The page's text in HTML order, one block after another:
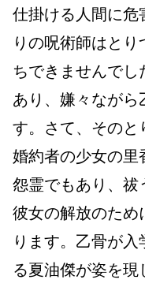
仕掛ける人間に危
りの呪術師はと
ちできませんでし
あり、 嫌々ながら
す。 さて、そのと
婚約者の少女の里
怨霊でもあり、祓
彼女の解放のため
ります。 乙骨が入
る夏油傑が姿を現